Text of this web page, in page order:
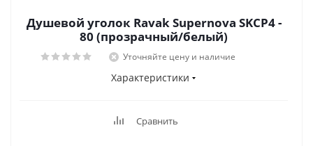
Душевой уголок Ravak Supernova SKCP4 -
80 (прозрачный/белый)
Уточняйте цену и наличие
Характеристики
Сравнить